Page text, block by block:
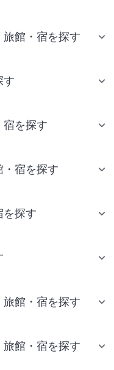
館・宿を探す
す
宿を探す
・宿を探す
を探す
旅館・宿を探す
館・宿を探す